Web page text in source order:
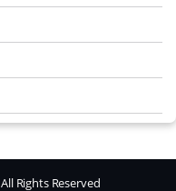
Rights Reserved